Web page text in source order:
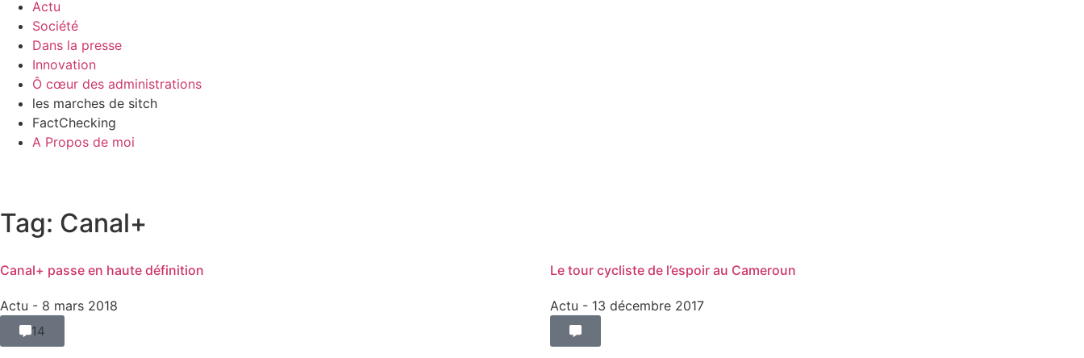
Actu
Société
Dans la presse
Innovation
Ô cœur des administrations
les marches de sitch
FactChecking
A Propos de moi
Tag: Canal+
Canal+ passe en haute définition
Actu - 8 mars 2018
14
Le tour cycliste de l’espoir au Cameroun
Actu - 13 décembre 2017